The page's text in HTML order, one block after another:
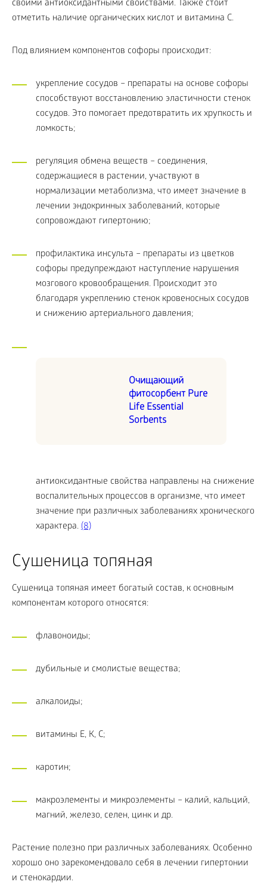
своими антиоксидантными свойствами. Также стоит
отметить наличие органических кислот и витамина C.
Под влиянием компонентов софоры происходит:
укрепление сосудов – препараты на основе софоры
способствуют восстановлению эластичности стенок
сосудов. Это помогает предотвратить их хрупкость и
ломкость;
регуляция обмена веществ – соединения,
содержащиеся в растении, участвуют в
нормализации метаболизма, что имеет значение в
лечении эндокринных заболеваний, которые
сопровождают гипертонию;
профилактика инсульта – препараты из цветков
софоры предупреждают наступление нарушения
мозгового кровообращения. Происходит это
благодаря укреплению стенок кровеносных сосудов
и снижению артериального давления;
Очищающий
фитосорбент Pure
Life Essential
Sorbents
антиоксидантные свойства направлены на снижение
воспалительных процессов в организме, что имеет
значение при различных заболеваниях хронического
характера. (8)
Сушеница топяная
Сушеница топяная имеет богатый состав, к основным
компонентам которого относятся:
флавоноиды;
дубильные и смолистые вещества;
алкалоиды;
витамины Е, К, С;
каротин;
макроэлементы и микроэлементы – калий, кальций,
магний, железо, селен, цинк и др.
Растение полезно при различных заболеваниях. Особенно
хорошо оно зарекомендовало себя в лечении гипертонии
и стенокардии.